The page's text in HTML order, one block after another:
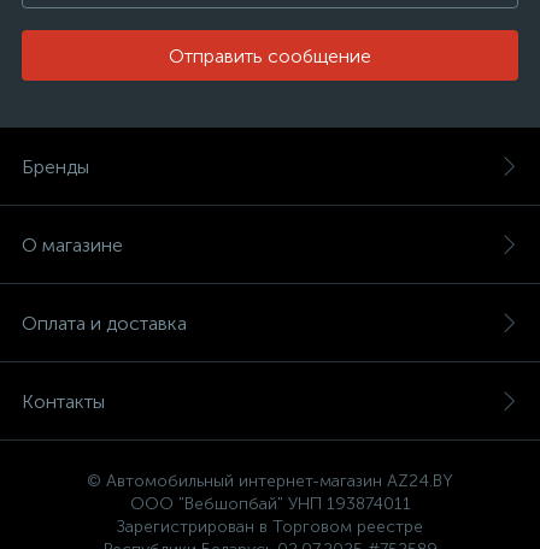
Отправить сообщение
Бренды
О магазине
Оплата и доставка
Контакты
© Автомобильный интернет-магазин AZ24.BY
ООО "Вебшопбай" УНП 193874011
Зарегистрирован в Торговом реестре